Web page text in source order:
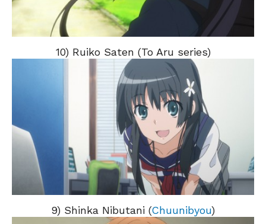
10) Ruiko Saten (To Aru series)
9) Shinka Nibutani (Chuunibyou)